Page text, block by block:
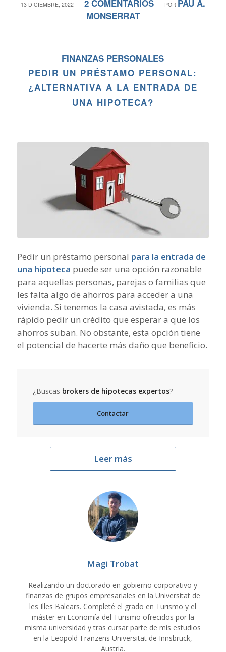
13 DICIEMBRE, 2022
/ 2 COMENTARIOS
/ POR PAU A.
MONSERRAT
FINANZAS PERSONALES
PEDIR UN PRÉSTAMO PERSONAL:
¿ALTERNATIVA A LA ENTRADA DE
UNA HIPOTECA?
Pedir un préstamo personal para la entrada de
una hipoteca puede ser una opción razonable
para aquellas personas, parejas o familias que
les falta algo de ahorros para acceder a una
vivienda. Si tenemos la casa avistada, es más
rápido pedir un crédito que esperar a que los
ahorros suban. No obstante, esta opción tiene
el potencial de hacerte más daño que beneficio.
¿Buscas brokers de hipotecas expertos?
Contactar
Leer más
Magi Trobat
Realizando un doctorado en gobierno corporativo y
finanzas de grupos empresariales en la Universitat de
les Illes Balears. Completé el grado en Turismo y el
máster en Economía del Turismo ofrecidos por la
misma universidad y tras cursar parte de mis estudios
en la Leopold-Franzens Universität de Innsbruck,
Austria.